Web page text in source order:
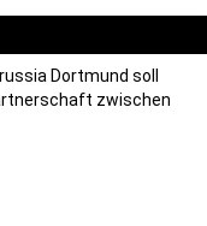
Dortmund soll
zwischen